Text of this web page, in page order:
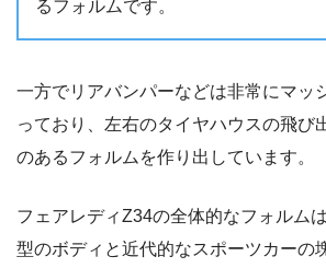
るフォルムです。
一方でリアバンパーなどは非常にマッ
っており、左右のタイヤハウスの飛び
のあるフォルムを作り出しています。
フェアレディZ34の全体的なフォルム
型のボディと近代的なスポーツカーの